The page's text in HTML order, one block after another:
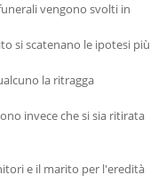
vengono svolti in
si scatenano le ipotesi più
la ritragga
invece che si sia ritirata
e il marito per l'eredità